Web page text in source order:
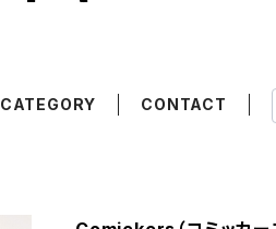
CATEGORY CONTACT